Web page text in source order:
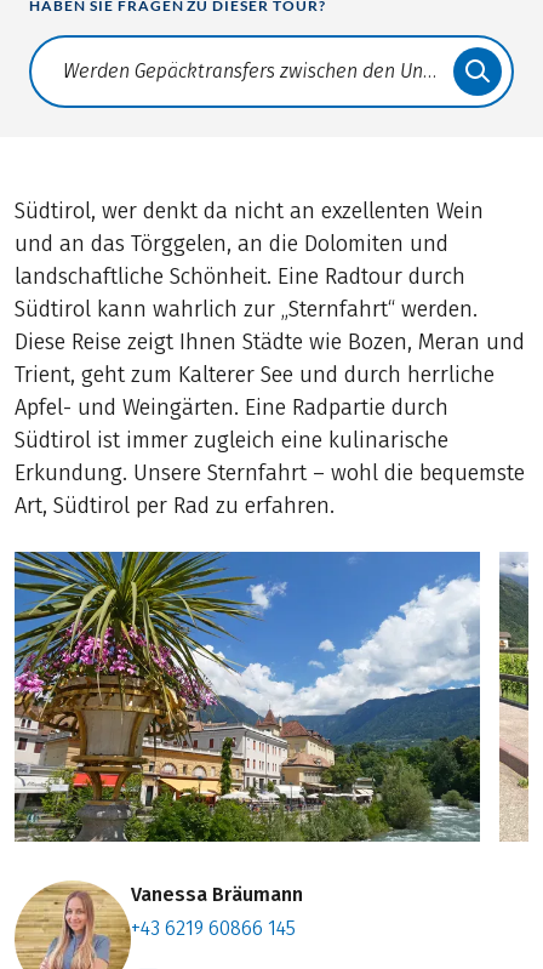
HABEN SIE FRAGEN ZU DIESER TOUR?
Translate: a11y.faq.search
Südtirol, wer denkt da nicht an exzellenten Wein
und an das Törggelen, an die Dolomiten und
landschaftliche Schönheit. Eine Radtour durch
Südtirol kann wahrlich zur „Sternfahrt“ werden.
Diese Reise zeigt Ihnen Städte wie Bozen, Meran und
Trient, geht zum Kalterer See und durch herrliche
Apfel- und Weingärten. Eine Radpartie durch
Südtirol ist immer zugleich eine kulinarische
Erkundung. Unsere Sternfahrt – wohl die bequemste
Art, Südtirol per Rad zu erfahren.
Vanessa Bräumann
+43 6219 60866 145